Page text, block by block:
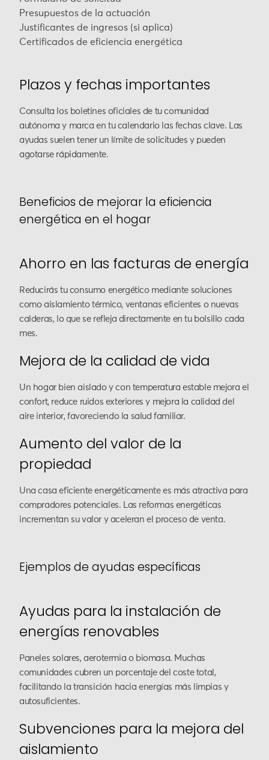
Presupuestos de la actuación
Justificantes de ingresos (si aplica)
Certificados de eficiencia energética
Plazos y fechas importantes
Consulta los boletines oficiales de tu comunidad
autónoma y marca en tu calendario las fechas clave. Las
ayudas suelen tener un límite de solicitudes y pueden
agotarse rápidamente.
Beneficios de mejorar la eficiencia
energética en el hogar
Ahorro en las facturas de energía
Reducirás tu consumo energético mediante soluciones
como aislamiento térmico, ventanas eficientes o nuevas
calderas, lo que se refleja directamente en tu bolsillo cada
mes.
Mejora de la calidad de vida
Un hogar bien aislado y con temperatura estable mejora el
confort, reduce ruidos exteriores y mejora la calidad del
aire interior, favoreciendo la salud familiar.
Aumento del valor de la
propiedad
Una casa eficiente energéticamente es más atractiva para
compradores potenciales. Las reformas energéticas
incrementan su valor y aceleran el proceso de venta.
Ejemplos de ayudas específicas
Ayudas para la instalación de
energías renovables
Paneles solares, aerotermia o biomasa. Muchas
comunidades cubren un porcentaje del coste total,
facilitando la transición hacia energías más limpias y
autosuficientes.
Subvenciones para la mejora del
aislamiento